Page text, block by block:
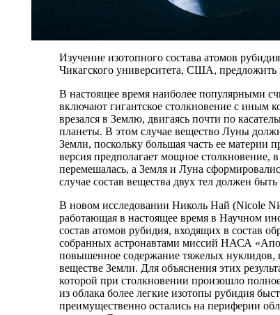
Изучение изотопного состава атомов
Чикагского университета, США,
В настоящее время наиболее популярными
включают гигантское столкновение с иным
врезался в Землю, двигаясь почти по
планеты. В этом случае вещество Луны
Земли, поскольку большая часть ее материи
версия предполагает мощное столкновение,
перемешалась, а Земля и Луна
случае состав вещества двух тел должен
В новом исследовании Николь Най (Nicole
работающая в настоящее время в Научном
состав атомов рубидия, входящих в состав
собранных астронавтами миссий НАСА
повышенное содержание тяжелых
веществе Земли. Для объяснения этих
которой при столкновении произошло
из облака более легкие изотопы рубидия
преимущественно остались на периферии